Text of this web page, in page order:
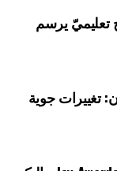
تعليميّ يرسم
تغييرات جوية